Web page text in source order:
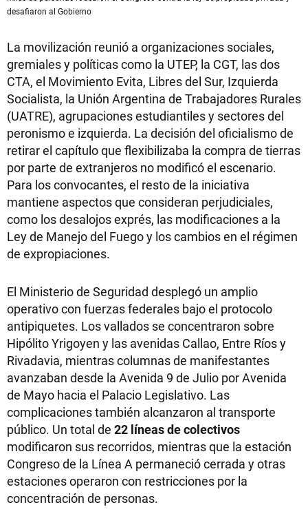
desafiaron al Gobierno
La movilización reunió a organizaciones sociales,
gremiales y políticas como la UTEP, la CGT, las dos
CTA, el Movimiento Evita, Libres del Sur, Izquierda
Socialista, la Unión Argentina de Trabajadores Rurales
(UATRE), agrupaciones estudiantiles y sectores del
peronismo e izquierda. La decisión del oficialismo de
retirar el capítulo que flexibilizaba la compra de tierras
por parte de extranjeros no modificó el escenario.
Para los convocantes, el resto de la iniciativa
mantiene aspectos que consideran perjudiciales,
como los desalojos exprés, las modificaciones a la
Ley de Manejo del Fuego y los cambios en el régimen
de expropiaciones.
El Ministerio de Seguridad desplegó un amplio
operativo con fuerzas federales bajo el protocolo
antipiquetes. Los vallados se concentraron sobre
Hipólito Yrigoyen y las avenidas Callao, Entre Ríos y
Rivadavia, mientras columnas de manifestantes
avanzaban desde la Avenida 9 de Julio por Avenida
de Mayo hacia el Palacio Legislativo. Las
complicaciones también alcanzaron al transporte
público. Un total de 22 líneas de colectivos
modificaron sus recorridos, mientras que la estación
Congreso de la Línea A permaneció cerrada y otras
estaciones operaron con restricciones por la
concentración de personas.